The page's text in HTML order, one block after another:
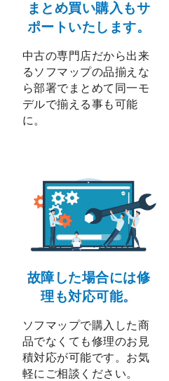
まとめ買い購入もサ
ポートいたします。
中古の専門店だから出来
るソフマップの品揃えな
ら部署でまとめて同一モ
デルで揃える事も可能
に。
故障した場合には修
理も対応可能。
ソフマップで購入した商
品でなくても修理のお見
積対応が可能です。お気
軽にご相談ください。